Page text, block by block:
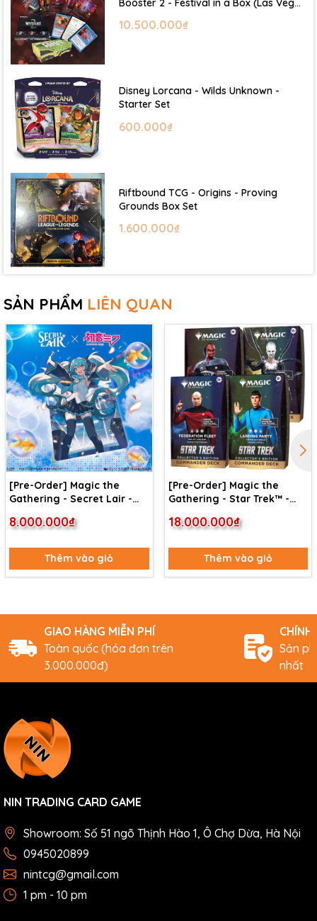
Booster 2 - Festival in a Box (Las Vegas
10.500.000₫
Disney Lorcana - Wilds Unknown -
Starter Set
600.000₫
Riftbound TCG - Origins - Proving
Grounds Box Set
1.600.000₫
SẢN PHẨM LIÊN QUAN
[Pre-Order] Magic the
Gathering - Secret Lair -
Miku
8.000.000₫
Thêm vào giỏ
[Pre-Order] Magic the
Gathering - Star Trek™ -
Collector's Edition (4 Deck)
18.000.000₫
Thêm vào giỏ
GIAO HÀNG MIỄN PHÍ
Toàn quốc (hóa đơn trên
3.000.000đ)
CHÍNH
Sản
nhất
NIN TRADING CARD GAME
Showroom: Số 51 ngõ Thịnh Hào 1, Ô Chợ Dừa, Hà Nội
0945020899
nintcg@gmail.com
1 pm - 10 pm